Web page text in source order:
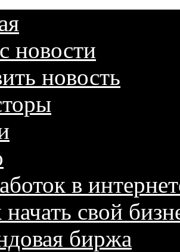
новости
новость
в
свой
биржа